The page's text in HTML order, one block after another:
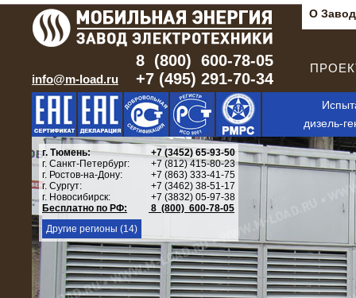
О
info@m-load.ru
8 (800) 600-78-05
+7 (495) 291-70-34
дизель-
г. Тюмень:
+7 (3452) 65-93-50
г. Санкт-Петербург:
+7 (812) 415-80-23
г. Ростов-на-Дону:
+7 (863) 333-41-75
г. Сургут:
+7 (3462) 38-51-17
г. Новосибирск:
+7 (3832) 05-97-38
Бесплатно по РФ:
8 (800) 600-78-05
Другие регионы (14)